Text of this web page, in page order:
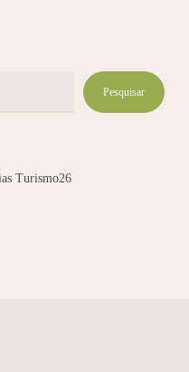
Pesquisar